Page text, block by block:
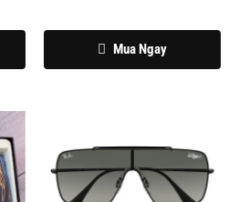
Mua Ngay